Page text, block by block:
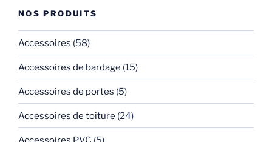
NOS PRODUITS
Accessoires (58)
Accessoires de bardage (15)
Accessoires de portes (5)
Accessoires de toiture (24)